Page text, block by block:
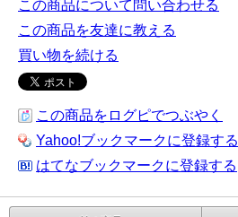
この商品について問い合わせる
この商品を友達に教える
買い物を続ける
この商品をログピでつぶやく
Yahoo!ブックマークに登録する
はてなブックマークに登録する